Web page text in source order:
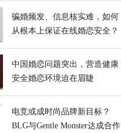
骗婚频发、信息核实难，如何
从根本上保证在线婚恋安全？
中国婚恋问题突出，营造健康
安全婚恋环境迫在眉睫
电竞或成时尚品牌新目标？
BLG与Gentle Monster达成合作